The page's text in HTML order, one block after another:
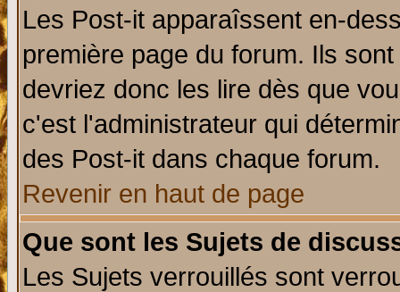
Les Post-it apparaîssent en-
première page du forum. Ils
devriez donc les lire dès que
c'est l'administrateur qui
des Post-it dans chaque forum.
Revenir en haut de page
Que sont les Sujets de
Les Sujets verrouillés sont